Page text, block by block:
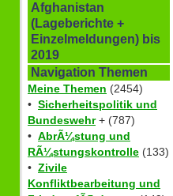
Afghanistan
(Lageberichte +
Einzelmeldungen) bis
2019
Navigation Themen
Meine Themen (2454)
• Sicherheitspolitik und
Bundeswehr+ (787)
• AbrÃ¼stung und
RÃ¼stungskontrolle (133)
• Zivile
Konfliktbearbeitung und